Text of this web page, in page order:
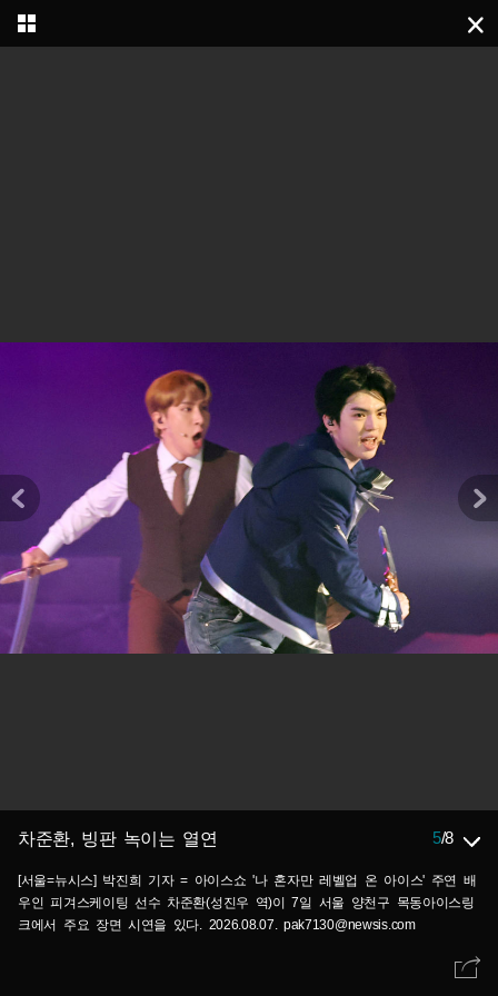
차준환, 빙판 녹이는 열연 5/8
[서울=뉴시스] 박진희 기자 = 아이스쇼 '나 혼자만 레벨업 온 아이스' 주연 배
우인 피겨스케이팅 선수 차준환(성진우 역)이 7일 서울 양천구 목동아이스링
크에서 주요 장면 시연을 있다. 2026.08.07. pak7130@newsis.com